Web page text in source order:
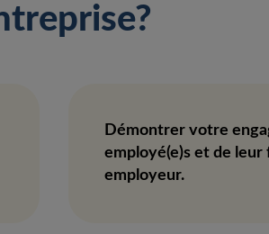
Démontrer votre
employé(e)s et de
employeur.